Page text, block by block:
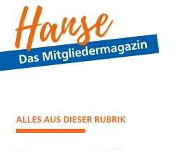
ALLES AUS DIESER RUBRIK